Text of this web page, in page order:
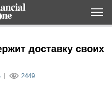
доставку своих
2449